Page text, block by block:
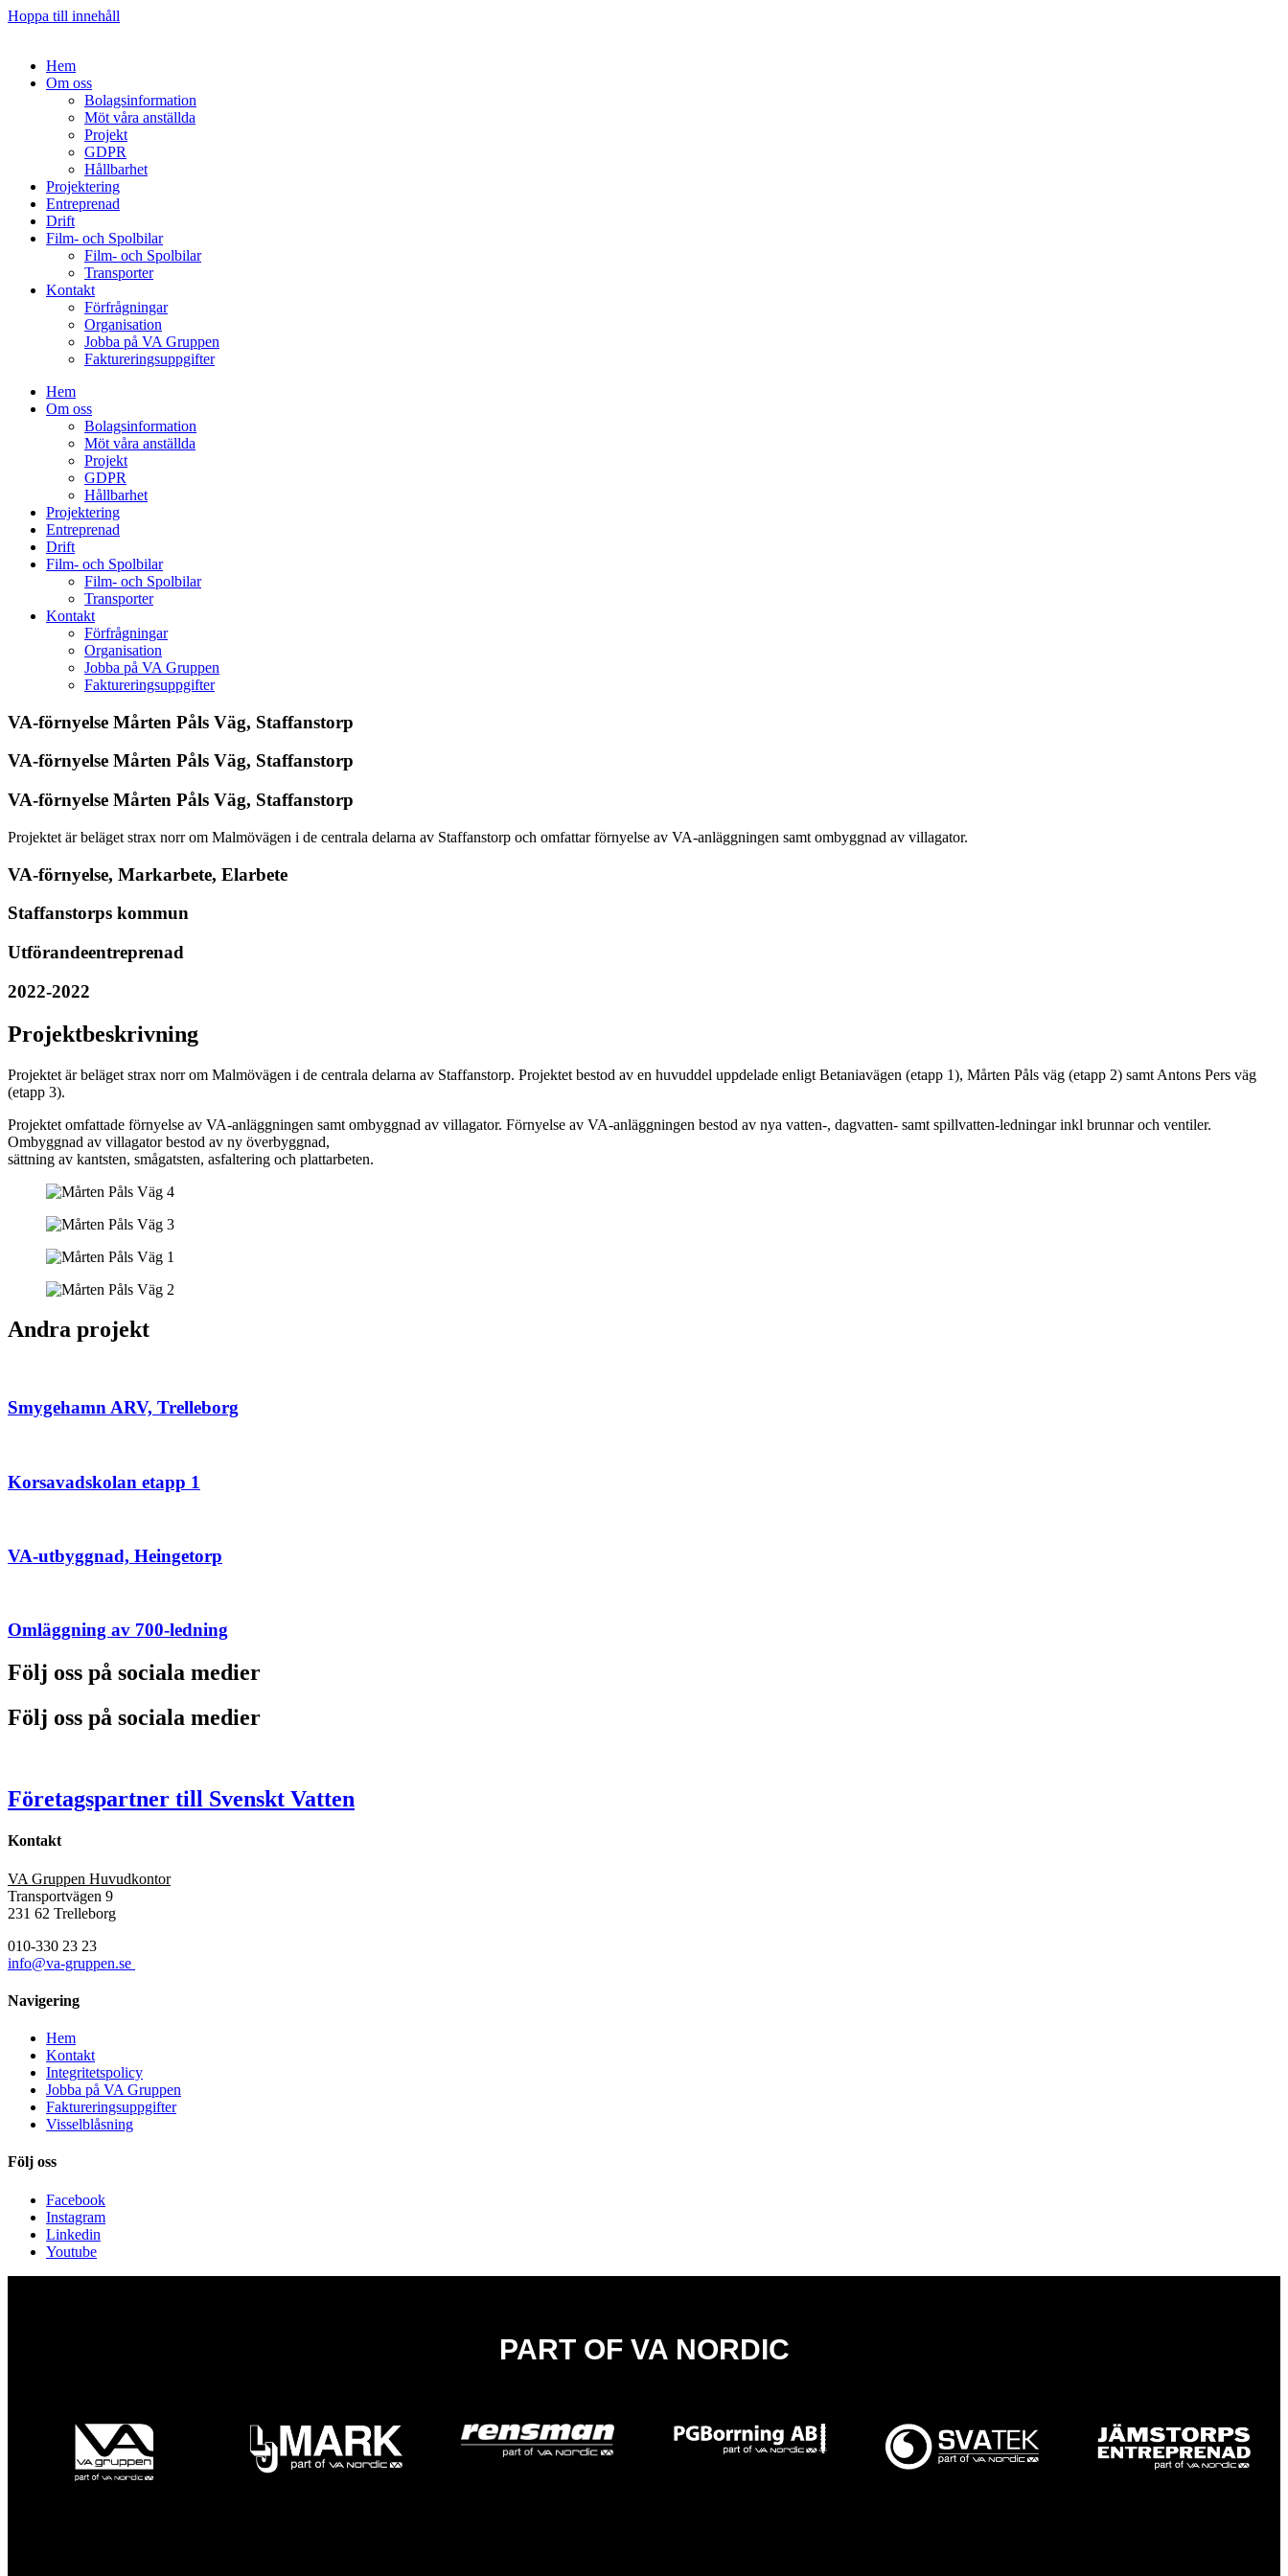
Hoppa till innehåll
Hem
Om oss
Bolagsinformation
Möt våra anställda
Projekt
GDPR
Hållbarhet
Projektering
Entreprenad
Drift
Film- och Spolbilar
Film- och Spolbilar
Transporter
Kontakt
Förfrågningar
Organisation
Jobba på VA Gruppen
Faktureringsuppgifter
Hem
Om oss
Bolagsinformation
Möt våra anställda
Projekt
GDPR
Hållbarhet
Projektering
Entreprenad
Drift
Film- och Spolbilar
Film- och Spolbilar
Transporter
Kontakt
Förfrågningar
Organisation
Jobba på VA Gruppen
Faktureringsuppgifter
VA-förnyelse Mårten Påls Väg, Staffanstorp
VA-förnyelse Mårten Påls Väg, Staffanstorp
VA-förnyelse Mårten Påls Väg, Staffanstorp
Projektet är beläget strax norr om Malmövägen i de centrala delarna av Staffanstorp och omfattar förnyelse av VA-anläggningen samt ombyggnad av villagator.
VA-förnyelse, Markarbete, Elarbete
Staffanstorps kommun
Utförandeentreprenad
2022-2022
Projektbeskrivning
Projektet är beläget strax norr om Malmövägen i de centrala delarna av Staffanstorp. Projektet bestod av en huvuddel uppdelade enligt Betaniavägen (etapp 1), Mårten Påls väg (etapp 2) samt Antons Pers väg
(etapp 3).
Projektet omfattade förnyelse av VA-anläggningen samt ombyggnad av villagator. Förnyelse av VA-anläggningen bestod av nya vatten-, dagvatten- samt spillvatten-ledningar inkl brunnar och ventiler.
Ombyggnad av villagator bestod av ny överbyggnad,
sättning av kantsten, smågatsten, asfaltering och plattarbeten.
Andra projekt
Smygehamn ARV, Trelleborg
Korsavadskolan etapp 1
VA-utbyggnad, Heingetorp
Omläggning av 700-ledning
Följ oss på sociala medier
Följ oss på sociala medier
Företagspartner till Svenskt Vatten
Kontakt
VA Gruppen Huvudkontor
Transportvägen 9
231 62 Trelleborg
010-330 23 23
info@va-gruppen.se
Navigering
Hem
Kontakt
Integritetspolicy
Jobba på VA Gruppen
Faktureringsuppgifter
Visselblåsning
Följ oss
Facebook
Instagram
Linkedin
Youtube
PART OF VA NORDIC